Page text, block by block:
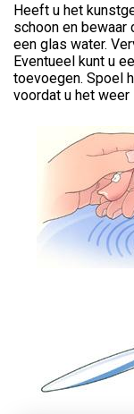
Heeft u het
schoon en
een glas water.
Eventueel kunt u
toevoegen. Spoel
voordat u het weer